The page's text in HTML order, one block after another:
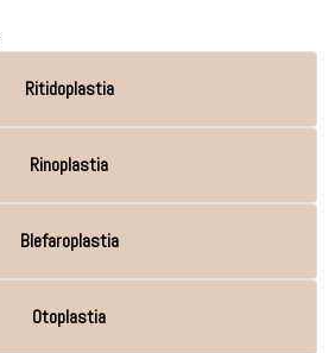
Ritidoplastia
Rinoplastia
Blefaroplastia
Otoplastia